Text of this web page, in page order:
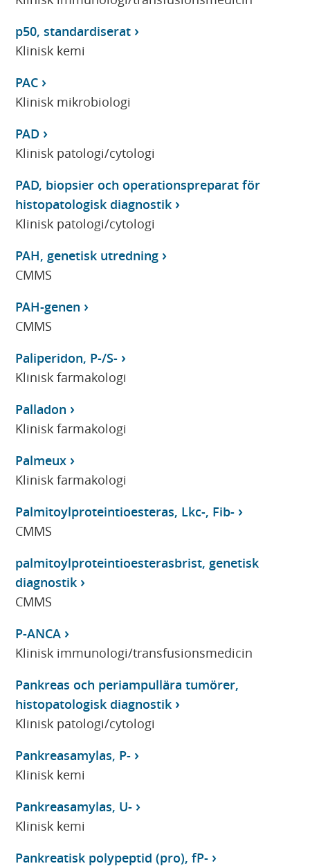
p50, standardiserat
Klinisk kemi
PAC
Klinisk mikrobiologi
PAD
Klinisk patologi/cytologi
PAD, biopsier och operationspreparat för
histopatologisk diagnostik
Klinisk patologi/cytologi
PAH, genetisk utredning
CMMS
PAH-genen
CMMS
Paliperidon, P-/S-
Klinisk farmakologi
Palladon
Klinisk farmakologi
Palmeux
Klinisk farmakologi
Palmitoylproteintioesteras, Lkc-, Fib-
CMMS
palmitoylproteintioesterasbrist, genetisk
diagnostik
CMMS
P-ANCA
Klinisk immunologi/transfusionsmedicin
Pankreas och periampullära tumörer,
histopatologisk diagnostik
Klinisk patologi/cytologi
Pankreasamylas, P-
Klinisk kemi
Pankreasamylas, U-
Klinisk kemi
Pankreatisk polypeptid (pro), fP-